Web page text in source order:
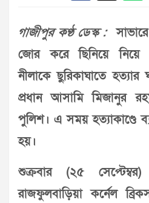
গাজীপুর কণ্ঠ ডেস্ক :
জোর করে ছিনিয়ে নিয়ে
নীলাকে ছুরিকাঘাতে
প্রধান আসামি মিজানুর
পুলিশ। এ সময় হত্যাকাণ্ডে
হয়।
শুক্রবার (২৫
রাজফুলবাড়িয়া কর্নেল